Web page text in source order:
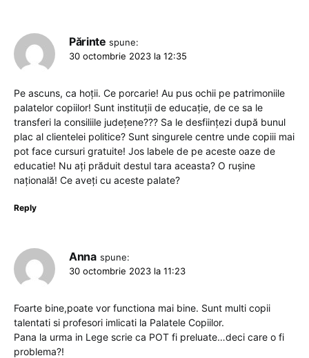
Părinte spune:
30 octombrie 2023 la 12:35
Pe ascuns, ca hoții. Ce porcarie! Au pus ochii pe patrimoniile
palatelor copiilor! Sunt instituții de educație, de ce sa le
transferi la consiliile județene??? Sa le desființezi după bunul
plac al clientelei politice? Sunt singurele centre unde copiii mai
pot face cursuri gratuite! Jos labele de pe aceste oaze de
educatie! Nu ați prăduit destul tara aceasta? O rușine
națională! Ce aveți cu aceste palate?
Reply
Anna spune:
30 octombrie 2023 la 11:23
Foarte bine,poate vor functiona mai bine. Sunt multi copii
talentati si profesori imlicati la Palatele Copiilor.
Pana la urma in Lege scrie ca POT fi preluate…deci care o fi
problema?!